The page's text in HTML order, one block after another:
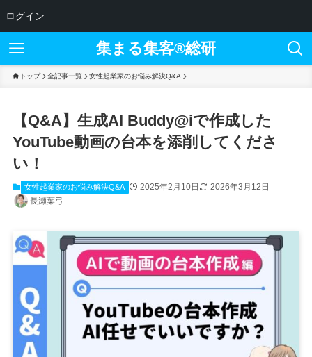
ログイン
集まる集客®︎総研
トップ 全記事一覧 女性起業家のお悩み解決Q&A
【Q&A】生成AI Buddy@iで作成した
YouTube動画の台本を添削してくださ
い！
女性起業家のお悩み解決Q&A 2025年2月10日
2026年3月12日
長瀬葉弓